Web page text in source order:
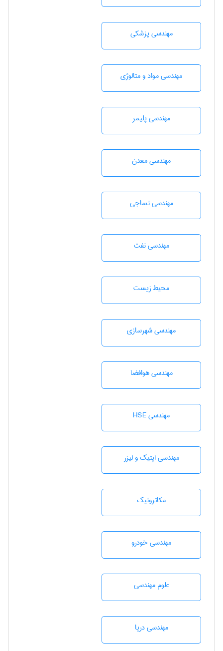
مهندسی پزشکی
مهندسی مواد و متالوژی
مهندسی پليمر
مهندسی معدن
مهندسي نساجی
مهندسی نفت
محيط زيست
مهندسی شهرسازی
مهندسی هوافضا
مهندسی HSE
مهندسی اپتیک و لیزر
مکاترونیک
مهندسی خودرو
علوم مهندسی
مهندسی دریا